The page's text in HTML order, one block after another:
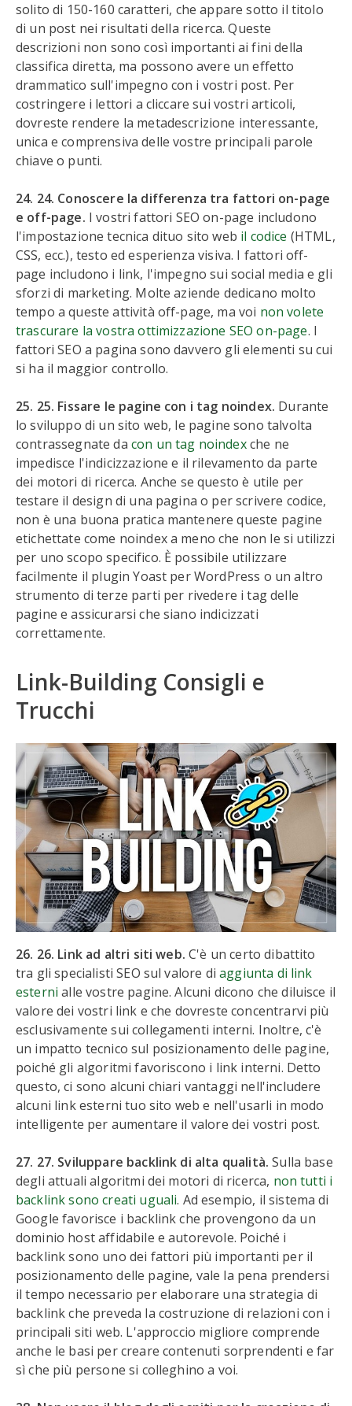
solito di 150-160 caratteri, che appare sotto il titolo
di un post nei risultati della ricerca. Queste
descrizioni non sono così importanti ai fini della
classifica diretta, ma possono avere un effetto
drammatico sull'impegno con i vostri post. Per
costringere i lettori a cliccare sui vostri articoli,
dovreste rendere la metadescrizione interessante,
unica e comprensiva delle vostre principali parole
chiave o punti.
24. 24. Conoscere la differenza tra fattori on-page
e off-page. I vostri fattori SEO on-page includono
l'impostazione tecnica dituo sito web il codice (HTML,
CSS, ecc.), testo ed esperienza visiva. I fattori off-
page includono i link, l'impegno sui social media e gli
sforzi di marketing. Molte aziende dedicano molto
tempo a queste attività off-page, ma voi non volete
trascurare la vostra ottimizzazione SEO on-page. I
fattori SEO a pagina sono davvero gli elementi su cui
si ha il maggior controllo.
25. 25. Fissare le pagine con i tag noindex. Durante
lo sviluppo di un sito web, le pagine sono talvolta
contrassegnate da con un tag noindexche ne
impedisce l'indicizzazione e il rilevamento da parte
dei motori di ricerca. Anche se questo è utile per
testare il design di una pagina o per scrivere codice,
non è una buona pratica mantenere queste pagine
etichettate come noindex a meno che non le si utilizzi
per uno scopo specifico. È possibile utilizzare
facilmente il plugin Yoast per WordPress o un altro
strumento di terze parti per rivedere i tag delle
pagine e assicurarsi che siano indicizzati
correttamente.
Link-Building Consigli e
Trucchi
26. 26. Link ad altri siti web.C'è un certo dibattito
tra gli specialisti SEO sul valore diaggiunta di link
esterni alle vostre pagine. Alcuni dicono che diluisce il
valore dei vostri link e che dovreste concentrarvi più
esclusivamente sui collegamenti interni. Inoltre, c'è
un impatto tecnico sul posizionamento delle pagine,
poiché gli algoritmi favoriscono i link interni. Detto
questo, ci sono alcuni chiari vantaggi nell'includere
alcuni link esterni tuo sito web e nell'usarli in modo
intelligente per aumentare il valore dei vostri post.
27. 27. Sviluppare backlink di alta qualità. Sulla base
degli attuali algoritmi dei motori di ricerca, non tutti i
backlink sono creati uguali. Ad esempio, il sistema di
Google favorisce i backlink che provengono da un
dominio host affidabile e autorevole. Poiché i
backlink sono uno dei fattori più importanti per il
posizionamento delle pagine, vale la pena prendersi
il tempo necessario per elaborare una strategia di
backlink che preveda la costruzione di relazioni con i
principali siti web. L'approccio migliore comprende
anche le basi per creare contenuti sorprendenti e far
sì che più persone si colleghino a voi.